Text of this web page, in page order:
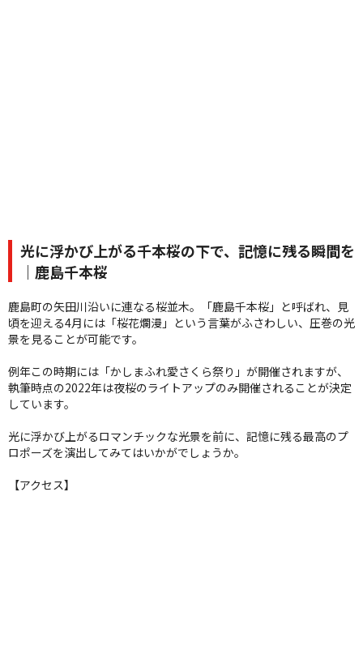
光に浮かび上がる千本桜の下で、記憶に残る瞬間を
｜鹿島千本桜
鹿島町の矢田川沿いに連なる桜並木。「鹿島千本桜」と呼ばれ、見
頃を迎える4月には「桜花爛漫」という言葉がふさわしい、圧巻の光
景を見ることが可能です。
例年この時期には「かしまふれ愛さくら祭り」が開催されますが、
執筆時点の2022年は夜桜のライトアップのみ開催されることが決定
しています。
光に浮かび上がるロマンチックな光景を前に、記憶に残る最高のプ
ロポーズを演出してみてはいかがでしょうか。
【アクセス】